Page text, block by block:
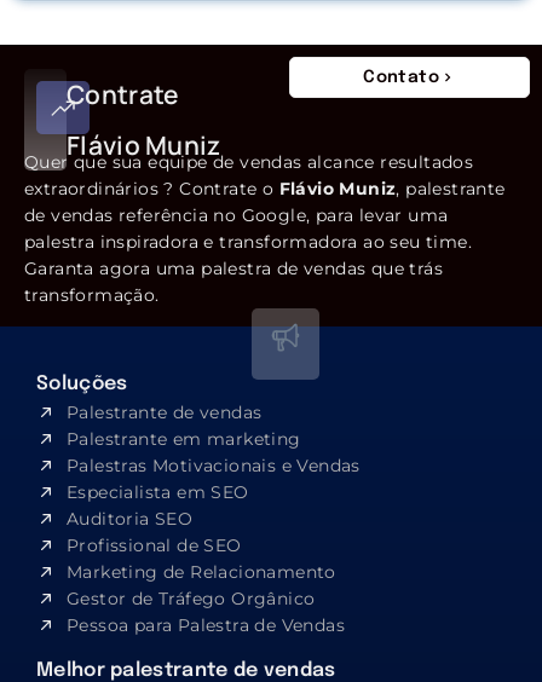
Contrate
Flávio Muniz
Contato
Quer que sua equipe de vendas alcance resultados
extraordinários ? Contrate o Flávio Muniz, palestrante
de vendas referência no Google, para levar uma
palestra inspiradora e transformadora ao seu time.
Garanta agora uma palestra de vendas que trás
transformação.
Soluções
Palestrante de vendas
Palestrante em marketing
Palestras Motivacionais e Vendas
Especialista em SEO​
Auditoria SEO
Profissional de SEO
Marketing de Relacionamento
Gestor de Tráfego Orgânico
Pessoa para Palestra de Vendas
Melhor palestrante de vendas